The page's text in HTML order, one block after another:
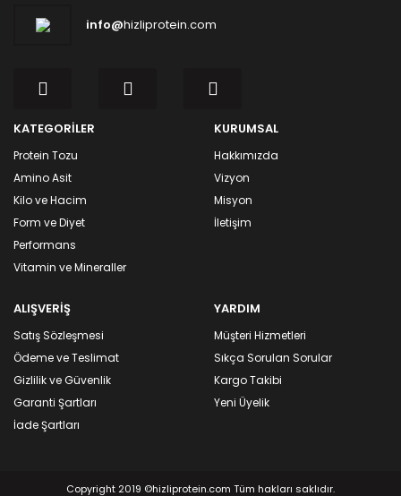
info@hizliprotein.com
KATEGORİLER
Protein Tozu
Amino Asit
Kilo ve Hacim
Form ve Diyet
Performans
Vitamin ve Mineraller
KURUMSAL
Hakkımızda
Vizyon
Misyon
İletişim
ALIŞVERİŞ
Satış Sözleşmesi
Ödeme ve Teslimat
Gizlilik ve Güvenlik
Garanti Şartları
İade Şartları
YARDIM
Müşteri Hizmetleri
Sıkça Sorulan Sorular
Kargo Takibi
Yeni Üyelik
Copyright 2019 ©hizliprotein.com Tüm hakları saklıdır.